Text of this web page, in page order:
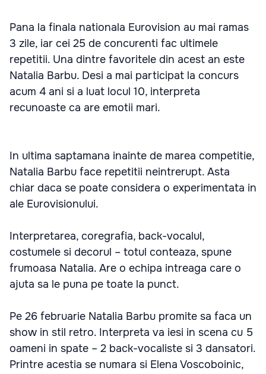
Pana la finala nationala Eurovision au mai ramas
3 zile, iar cei 25 de concurenti fac ultimele
repetitii. Una dintre favoritele din acest an este
Natalia Barbu. Desi a mai participat la concurs
acum 4 ani si a luat locul 10, interpreta
recunoaste ca are emotii mari.
In ultima saptamana inainte de marea competitie,
Natalia Barbu face repetitii neintrerupt. Asta
chiar daca se poate considera o experimentata in
ale Eurovisionului.
Interpretarea, coregrafia, back-vocalul,
costumele si decorul – totul conteaza, spune
frumoasa Natalia. Are o echipa intreaga care o
ajuta sa le puna pe toate la punct.
Pe 26 februarie Natalia Barbu promite sa faca un
show in stil retro. Interpreta va iesi in scena cu 5
oameni in spate – 2 back-vocaliste si 3 dansatori.
Printre acestia se numara si Elena Voscoboinic,